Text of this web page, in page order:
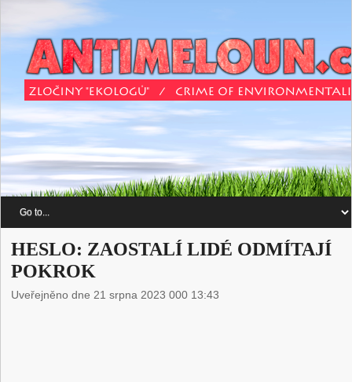
HESLO: ZAOSTALÍ LIDÉ ODMÍTAJÍ
POKROK
Uveřejněno dne 21 srpna 2023 000 13:43